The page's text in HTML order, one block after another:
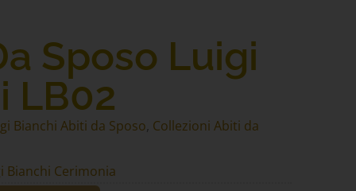
Sposo Luigi
LB02
Bianchi Abiti da Sposo Collezioni Abiti da
Bianchi Cerimonia